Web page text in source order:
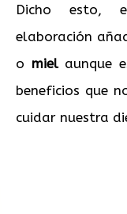
Dicho esto,
elaboración
o miel aunque
beneficios que
cuidar nuestra